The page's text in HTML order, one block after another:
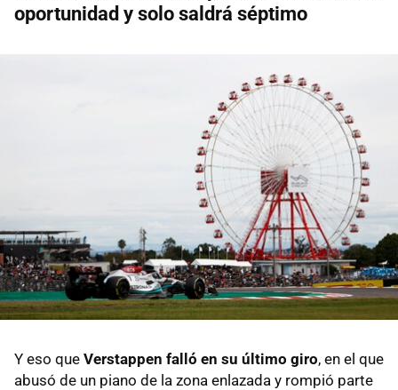
oportunidad y solo saldrá séptimo
Y eso que Verstappen falló en su último giro, en el que
abusó de un piano de la zona enlazada y rompió parte